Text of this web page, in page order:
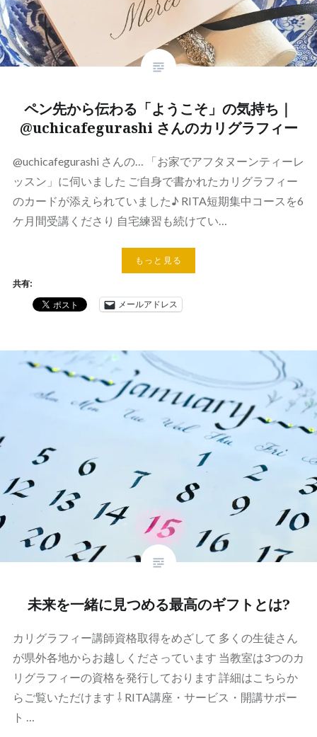
ペン先から伝わる「ようこそ」の気持ち｜
@uchicafegurashi さんのカリグラフィー
@uchicafegurashi さんの… 「お家でアフタヌーンティーレ
ッスン」に伺いました ご自身で書かれたカリグラフィー
のカードが添えられていました♪ RITA短期集中コースを6
ケ月間受講くださり 自宅練習も続けてい…
もっと見る
共有:
メールアドレス
未来を一緒に見つめる最高のギフトとは?
カリグラフィー講師資格取得をめざして 多くの生徒さん
が県外各地からお越しくださっています 当教室は3つのカ
リグラフィーの資格を発行しております 詳細はこちらか
らご覧いただけます ⇩ RITA講座・サービス・開講サポー
ト …